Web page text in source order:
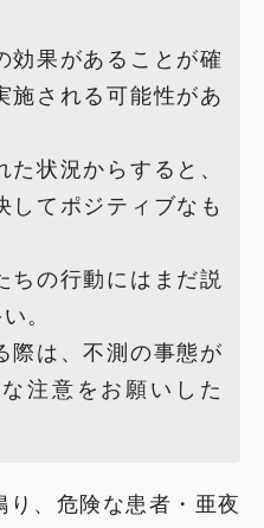
効果があることが確
施される可能性があ
た状況からすると、
してポジティブなも
ちの行動にはまだ説
。
際は、不測の事態が
注意をお願いした
り、危険な患者・亜夜